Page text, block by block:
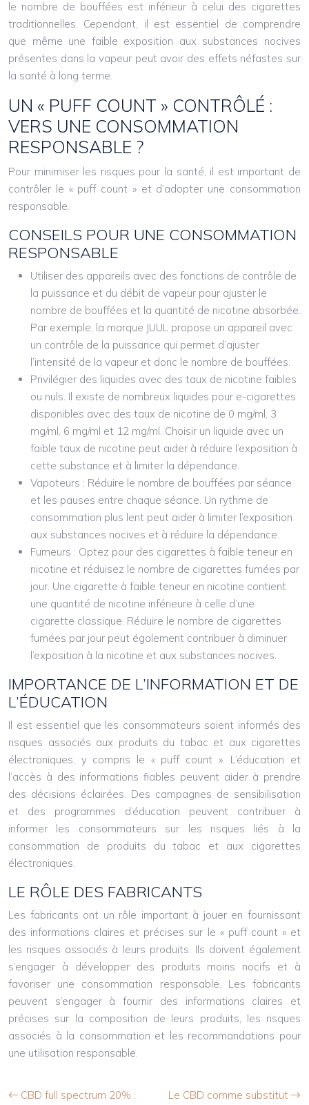
le nombre de bouffées est inférieur à celui des cigarettes
traditionnelles. Cependant, il est essentiel de comprendre
que même une faible exposition aux substances nocives
présentes dans la vapeur peut avoir des effets néfastes sur
la santé à long terme.
UN « PUFF COUNT » CONTRÔLÉ :
VERS UNE CONSOMMATION
RESPONSABLE ?
Pour minimiser les risques pour la santé, il est important de
contrôler le « puff count » et d’adopter une consommation
responsable.
CONSEILS POUR UNE CONSOMMATION
RESPONSABLE
Utiliser des appareils avec des fonctions de contrôle de
la puissance et du débit de vapeur pour ajuster le
nombre de bouffées et la quantité de nicotine absorbée.
Par exemple, la marque JUUL propose un appareil avec
un contrôle de la puissance qui permet d’ajuster
l’intensité de la vapeur et donc le nombre de bouffées.
Privilégier des liquides avec des taux de nicotine faibles
ou nuls. Il existe de nombreux liquides pour e-cigarettes
disponibles avec des taux de nicotine de 0 mg/ml, 3
mg/ml, 6 mg/ml et 12 mg/ml. Choisir un liquide avec un
faible taux de nicotine peut aider à réduire l’exposition à
cette substance et à limiter la dépendance.
Vapoteurs : Réduire le nombre de bouffées par séance
et les pauses entre chaque séance. Un rythme de
consommation plus lent peut aider à limiter l’exposition
aux substances nocives et à réduire la dépendance.
Fumeurs : Optez pour des cigarettes à faible teneur en
nicotine et réduisez le nombre de cigarettes fumées par
jour. Une cigarette à faible teneur en nicotine contient
une quantité de nicotine inférieure à celle d’une
cigarette classique. Réduire le nombre de cigarettes
fumées par jour peut également contribuer à diminuer
l’exposition à la nicotine et aux substances nocives.
IMPORTANCE DE L’INFORMATION ET DE
L’ÉDUCATION
Il est essentiel que les consommateurs soient informés des
risques associés aux produits du tabac et aux cigarettes
électroniques, y compris le « puff count ». L’éducation et
l’accès à des informations fiables peuvent aider à prendre
des décisions éclairées. Des campagnes de sensibilisation
et des programmes d’éducation peuvent contribuer à
informer les consommateurs sur les risques liés à la
consommation de produits du tabac et aux cigarettes
électroniques.
LE RÔLE DES FABRICANTS
Les fabricants ont un rôle important à jouer en fournissant
des informations claires et précises sur le « puff count » et
les risques associés à leurs produits. Ils doivent également
s’engager à développer des produits moins nocifs et à
favoriser une consommation responsable. Les fabricants
peuvent s’engager à fournir des informations claires et
précises sur la composition de leurs produits, les risques
associés à la consommation et les recommandations pour
une utilisation responsable.
CBD full spectrum 20% :
Le CBD comme substitut